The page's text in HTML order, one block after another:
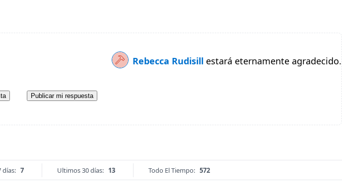
Rebecca Rudisill estará eternamente agradecido.
Publicar mi respuesta
días: 7 Ultimos 30 días: 13 Todo El Tiempo: 572